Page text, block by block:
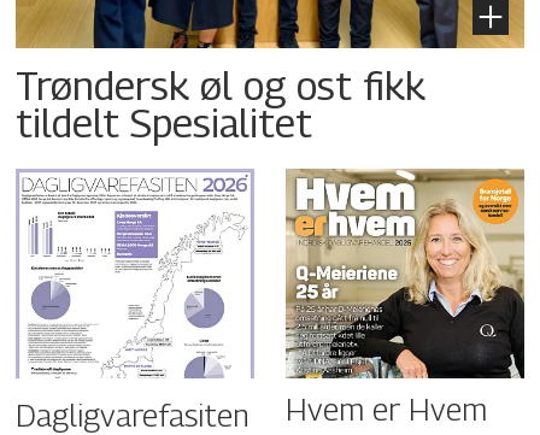
Trøndersk øl og ost fikk
tildelt Spesialitet
Dagligvarefasiten Hvem er Hvem